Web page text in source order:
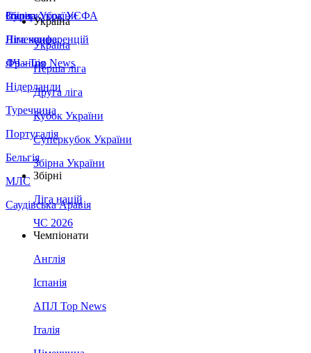
Збірна України
Італія
Німеччина
Франція
Нідерланди
Туреччина
Португалія
Бельгія
МЛС
Саудівська Аравія
Суперкубок УЄФА
Ліга конференцій
ЛЧ - Top News
Україна
Україна
Перша ліга
Друга ліга
Кубок України
Суперкубок України
Збірна України
Збірні
Ліга націй
ЧС 2026
Чемпіонати
Англія
Іспанія
АПЛ Top News
Італія